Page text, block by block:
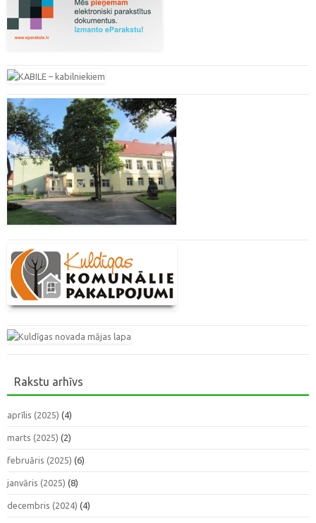
Rakstu arhīvs
aprīlis (2025) (4)
marts (2025) (2)
februāris (2025) (6)
janvāris (2025) (8)
decembris (2024) (4)